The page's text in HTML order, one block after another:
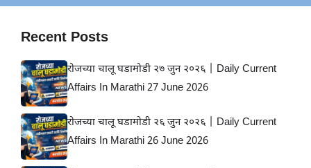
Recent Posts
रोजच्या चालू घडामोडी २७ जुन २०२६ | Daily Current
Affairs In Marathi 27 June 2026
रोजच्या चालू घडामोडी २६ जुन २०२६ | Daily Current
Affairs In Marathi 26 June 2026